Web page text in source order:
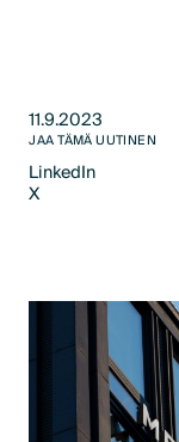
11.9.2023
JAA TÄMÄ UUTINEN
LinkedIn
LinkedIn
X